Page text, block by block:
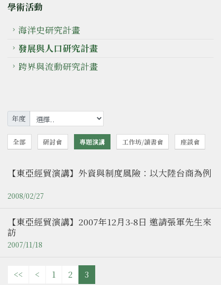
學術活動
海洋史研究計畫
發展與人口研究計畫
跨界與流動研究計畫
年度
全部 研討會 專題演講 工作坊/讀書會 座談會
【東亞經貿演講】外資與制度風險：以大陸台商為例
2008/02/27
【東亞經貿演講】2007年12月3-8日 邀請張軍先生來
訪
2007/11/18
<< < 1 2 3